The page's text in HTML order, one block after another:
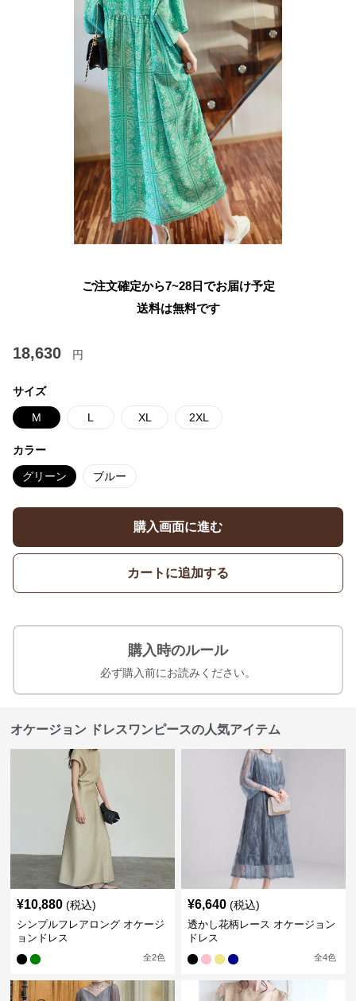
ご注文確定から7~28日でお届け予定
送料は無料です
18,630 円
サイズ
M L XL 2XL
カラー
グリーン ブルー
購入画面に進む
カートに追加する
購入時のルール
必ず購入前にお読みください。
オケージョン ドレスワンピースの人気アイテム
¥10,880 (税込)
シンプルフレアロング オケージ
ョンドレス
全2色
¥6,640 (税込)
透かし花柄レース オケージョン
ドレス
全4色